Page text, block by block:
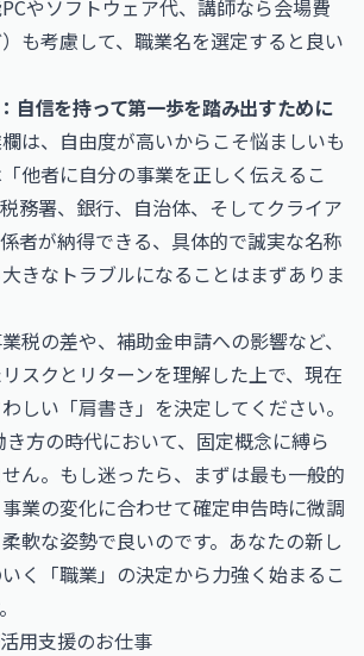
やソフトウェア代、講師なら会場費
も考慮して、職業名を選定すると良い
自信を持って第一歩を踏み出すために
は、自由度が高いからこそ悩ましいも
他者に自分の事業を正しく伝えるこ
務署、銀行、自治体、そしてクライア
者が納得できる、具体的で誠実な名称
きなトラブルになることはまずありま
税の差や、補助金申請への影響など、
スクとリターンを理解した上で、現在
しい「肩書き」を決定してください。
方の時代において、固定概念に縛ら
ん。もし迷ったら、まずは最も一般的
業の変化に合わせて確定申告時に微調
軟な姿勢で良いのです。あなたの新し
く「職業」の決定から力強く始まるこ
用支援のお仕事